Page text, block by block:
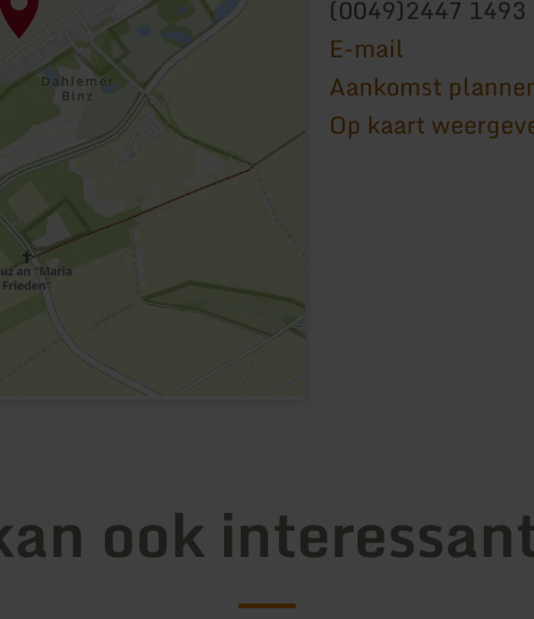
(0049)2447 1493
E-mail
Aankomst
Op kaart
ook